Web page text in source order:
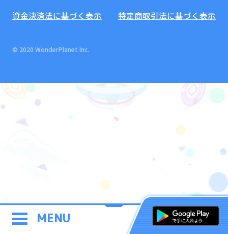
MENU
資金決済法に基づく表示
特定商取引法に基づく表示
© 2020 WonderPlanet Inc.